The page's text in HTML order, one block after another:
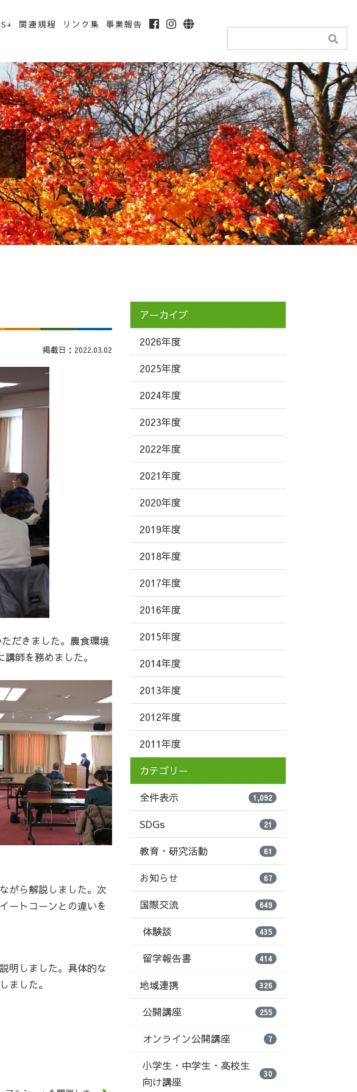
関連規程 リンク集 事業報告
掲載日：2022.03.02
だきました。農食環境
師を務めました。
がら解説しました。次
ートコーンとの違いを
明しました。具体的な
ました。
アーカイブ
2026年度
2025年度
2024年度
2023年度
2022年度
2021年度
2020年度
2019年度
2018年度
2017年度
2016年度
2015年度
2014年度
2013年度
2012年度
2011年度
カテゴリー
全件表示
1,092
SDGs 21
教育・研究活動 61
お知らせ 67
国際交流 649
体験談 435
留学報告書 414
地域連携 326
公開講座 255
オンライン公開講座 7
小学生・中学生・高校生
向け講座
30